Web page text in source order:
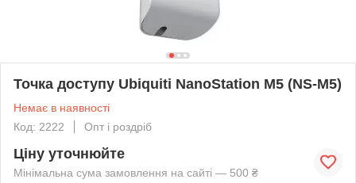
Точка доступу Ubiquiti NanoStation M5 (NS-M5)
Немає в наявності
Код: 2222
Опт і роздріб
Ціну уточнюйте
Мінімальна сума замовлення на сайті — 500 ₴